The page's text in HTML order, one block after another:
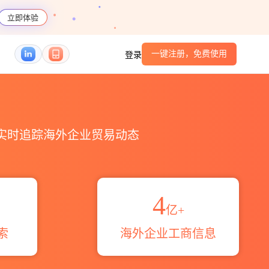
立即体验
登录 一键注册，免费使用
时追踪海外企业贸易动态
4亿+
海外企业工商信息